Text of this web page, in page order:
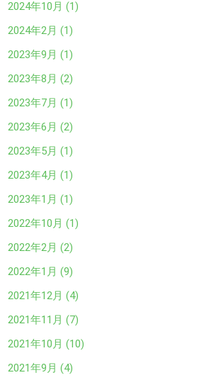
2024年10月 (1)
2024年2月 (1)
2023年9月 (1)
2023年8月 (2)
2023年7月 (1)
2023年6月 (2)
2023年5月 (1)
2023年4月 (1)
2023年1月 (1)
2022年10月 (1)
2022年2月 (2)
2022年1月 (9)
2021年12月 (4)
2021年11月 (7)
2021年10月 (10)
2021年9月 (4)